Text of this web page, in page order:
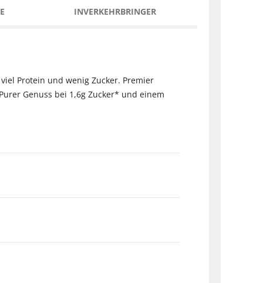
INVERKEHRBRINGER
Protein und wenig Zucker. Premier
Genuss bei 1,6g Zucker* und einem